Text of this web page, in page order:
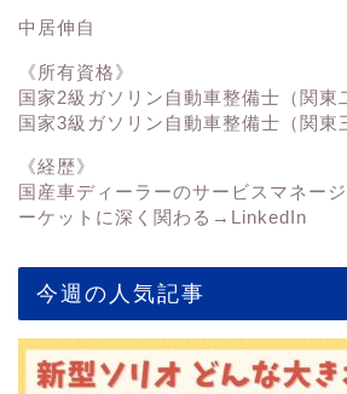
中居伸自
《所有資格》
国家2級ガソリン自動車整備士（関東
国家3級ガソリン自動車整備士（関東
《経歴》
国産車ディーラーのサービスマネー
ーケットに深く関わる→ LinkedIn
今週の人気記事